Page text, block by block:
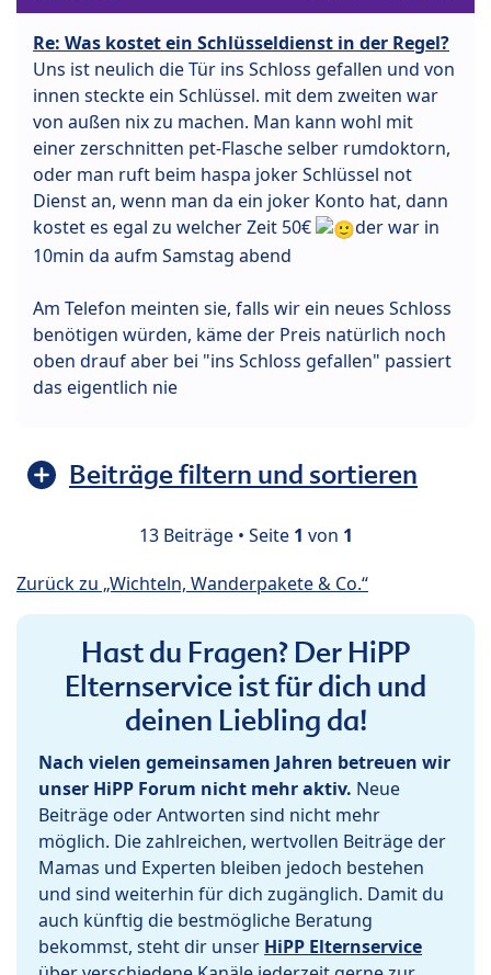
Re: Was kostet ein Schlüsseldienst in der Regel?
Uns ist neulich die Tür ins Schloss gefallen und von
innen steckte ein Schlüssel. mit dem zweiten war
von außen nix zu machen. Man kann wohl mit
einer zerschnitten pet-Flasche selber rumdoktorn,
oder man ruft beim haspa joker Schlüssel not
Dienst an, wenn man da ein joker Konto hat, dann
kostet es egal zu welcher Zeit 50€
der war in
10min da aufm Samstag abend
Am Telefon meinten sie, falls wir ein neues Schloss
benötigen würden, käme der Preis natürlich noch
oben drauf aber bei "ins Schloss gefallen" passiert
das eigentlich nie
Beiträge filtern und sortieren
13 Beiträge • Seite 1 von 1
Zurück zu „Wichteln, Wanderpakete & Co.“
Hast du Fragen? Der HiPP
Elternservice ist für dich und
deinen Liebling da!
Nach vielen gemeinsamen Jahren betreuen wir
unser HiPP Forum nicht mehr aktiv. Neue
Beiträge oder Antworten sind nicht mehr
möglich. Die zahlreichen, wertvollen Beiträge der
Mamas und Experten bleiben jedoch bestehen
und sind weiterhin für dich zugänglich. Damit du
auch künftig die bestmögliche Beratung
bekommst, steht dir unser HiPP Elternservice